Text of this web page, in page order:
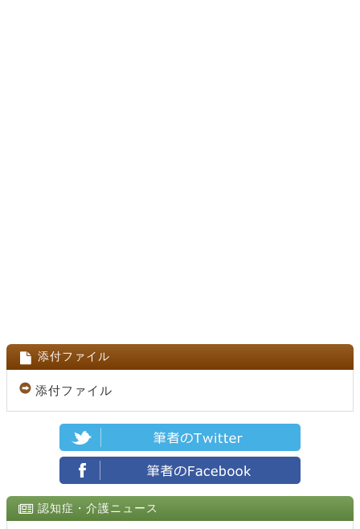
添付ファイル
添付ファイル
認知症・介護ニュース